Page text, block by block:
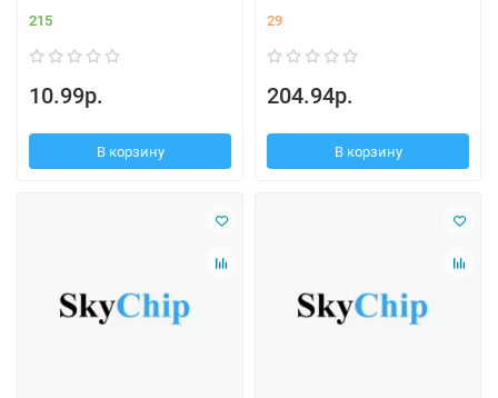
215
10.99р.
В корзину
29
204.94р.
В корзину